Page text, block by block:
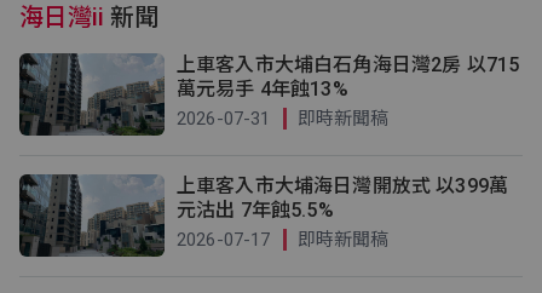
海日灣ii 新聞
上車客入市大埔白石角海日灣2房 以715
萬元易手 4年蝕13%
2026-07-31 即時新聞稿
上車客入市大埔海日灣開放式 以399萬
元沽出 7年蝕5.5%
2026-07-17 即時新聞稿